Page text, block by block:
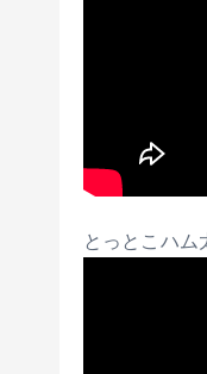
とっとこハム